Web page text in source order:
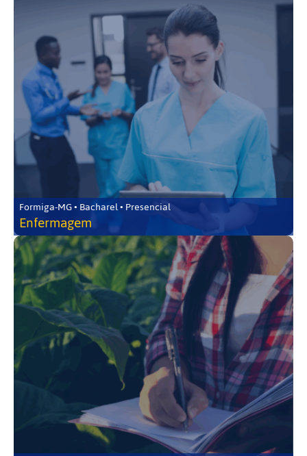
Formiga-MG • Bacharel • Presencial
Enfermagem